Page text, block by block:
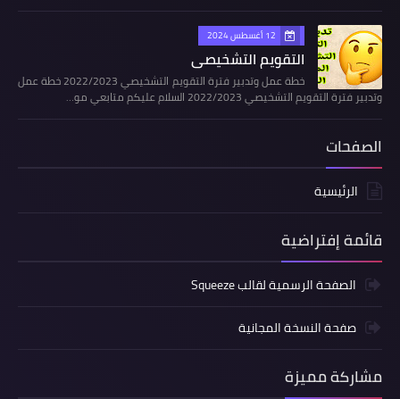
12 أغسطس 2024
التقويم التشخيصي
خطة عمل وتدبير فترة التقويم التشخيصي 2022/2023 خطة عمل
وتدبير فترة التقويم التشخيصي 2022/2023 السلام عليكم متابعي مو…
الصفحات
الرئيسية
قائمة إفتراضية
الصفحة الرسمية لقالب Squeeze
صفحة النسخة المجانية
مشاركة مميزة